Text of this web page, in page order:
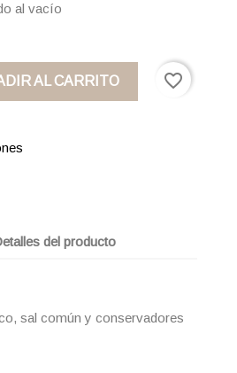
al vacío
AL CARRITO favorite_border
del producto
sal común y conservadores